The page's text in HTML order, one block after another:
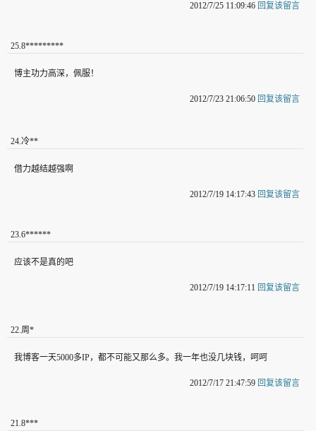
2012/7/25 11:09:46 回复该留言
25.8*********
博主功力高深，佩服！
2012/7/23 21:06:50 回复该留言
24.冷**
借力越结越强啊
2012/7/19 14:17:43 回复该留言
23.6******
应该不是真的吧
2012/7/19 14:17:11 回复该留言
22.周*
我博客一天5000多IP，都不可能又那么多。我一年也没几块钱，呵呵
2012/7/17 21:47:59 回复该留言
21.8***